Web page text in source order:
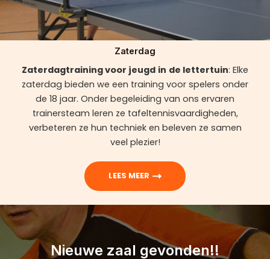
Zaterdag
Zaterdagtraining voor jeugd in de lettertuin: Elke
zaterdag bieden we een training voor spelers onder
de 18 jaar. Onder begeleiding van ons ervaren
trainersteam leren ze tafeltennisvaardigheden,
verbeteren ze hun techniek en beleven ze samen
veel plezier!
LEES MEER
Nieuwe zaal gevonden!!